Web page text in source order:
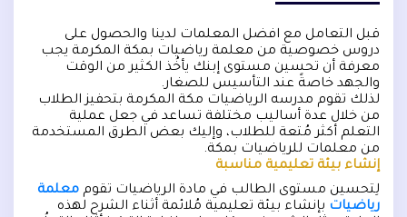
قبل التعامل مع افضل المعلمات لدينا والحصول على
دروس خصوصية من معلمة رياضيات بمكة المكرمة يجب
معرفة أن تحسين مستوى إبنك يأخُذ الكثير من الوقت
والجهد خاصةً عند التأسيس للصغار.
لذلك تقوم مدرسه الرياضيات مكة المكرمة بتحفيز الطلاب
من خلال عدة أساليب مختلفة تساعد في جعل عملية
التعلم أكثر مُتعة للطلاب، وإليك بعض الطرق المستخدمة
من معلمات للرياضيات بمكة.
إنشاء بيئة تعليمية مناسبة
لِتحسين مستوى الطالب في مادة الرياضيات تقوم معلمة
رياضيات بإنشاء بيئة تعليمية مُلائمة أثناء الشرح لهذه